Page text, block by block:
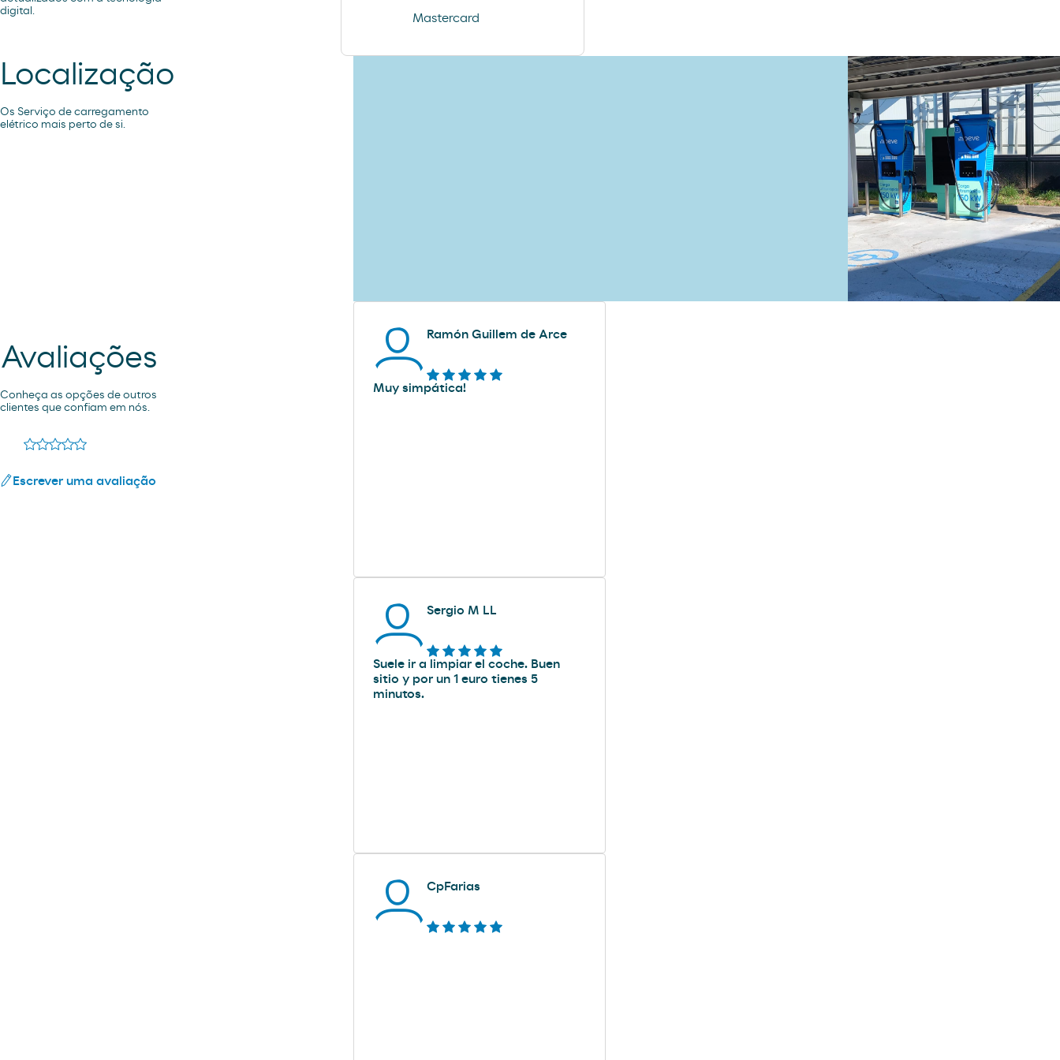
digital.
Mastercard
Localização
Os Serviço de carregamento
elétrico mais perto de si.
Avaliações
Conheça as opções de outros
clientes que confiam em nós.
Escrever uma avaliação
Ramón Guillem de Arce
Muy simpática!
Sergio M LL
Suele ir a limpiar el coche. Buen
sitio y por un 1 euro tienes 5
minutos.
CpFarias